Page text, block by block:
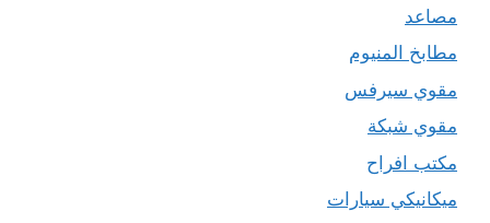
مصاعد
مطابخ المنيوم
مقوي سيرفس
مقوي شبكة
مكتب افراح
ميكانيكي سيارات